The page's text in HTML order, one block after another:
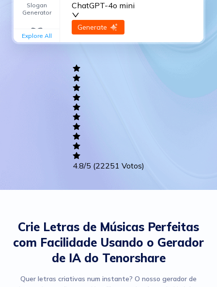
Slogan
Generator
General
Explore All
Advanced Options
ChatGPT-4o mini
Generate
4.8/5 (22251 Votos)
Crie Letras de Músicas Perfeitas
com Facilidade Usando o Gerador
de IA do Tenorshare
Quer letras criativas num instante? O nosso gerador de